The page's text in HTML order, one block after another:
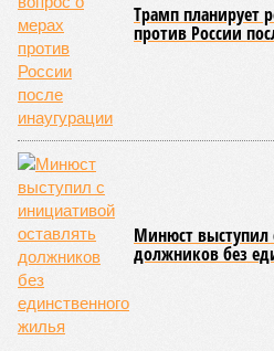
Трамп планирует
против России
Минюст выступил
должников без